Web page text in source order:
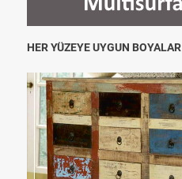
HER YÜZEYE UYGUN BOYALAR